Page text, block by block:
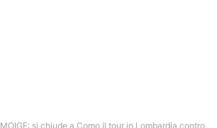
MOIGE: si chiude a Como il tour in Lombardia contro